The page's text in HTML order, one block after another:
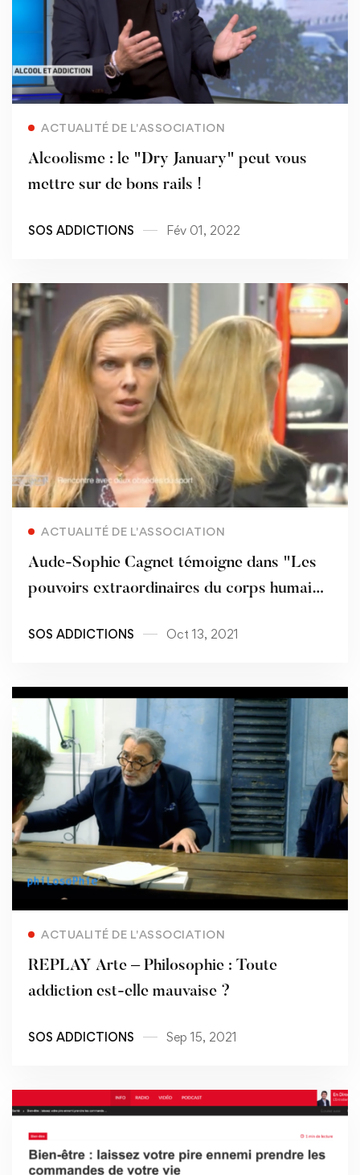
ACTUALITÉ DE L'ASSOCIATION
Alcoolisme : le "Dry January" peut vous
mettre sur de bons rails !
SOS ADDICTIONS Fév 01, 2022
ACTUALITÉ DE L'ASSOCIATION
Aude-Sophie Cagnet témoigne dans "Les
pouvoirs extraordinaires du corps humain"
SOS ADDICTIONS Oct 13, 2021
ACTUALITÉ DE L'ASSOCIATION
REPLAY Arte – Philosophie : Toute
addiction est-elle mauvaise ?
SOS ADDICTIONS Sep 15, 2021